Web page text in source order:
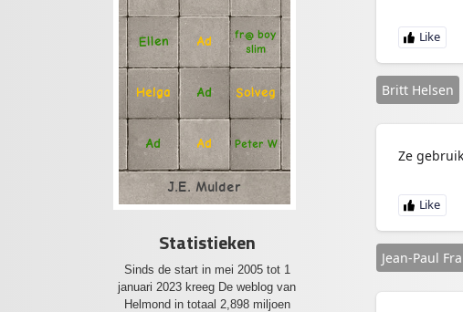
Ellen Ad fr@ boy
slim
Helga Ad Solveg
Ad Ad Peter W
J.E. Mulder
Statistieken
Sinds de start in mei 2005 tot 1
januari 2023 kreeg De weblog van
Helmond in totaal 2,898 miljoen
Britt Helsen
Ze
Jean-Paul